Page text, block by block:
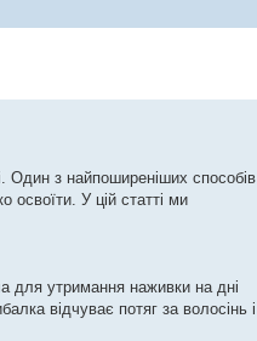
Один з найпоширеніших способів
освоїти. У цій статті ми
для утримання наживки на дні
відчуває потяг за волосінь і